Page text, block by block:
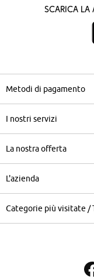
Scarica la
Metodi di pagamento
I nostri servizi
La nostra offerta
L'azienda
Categorie più visitate /